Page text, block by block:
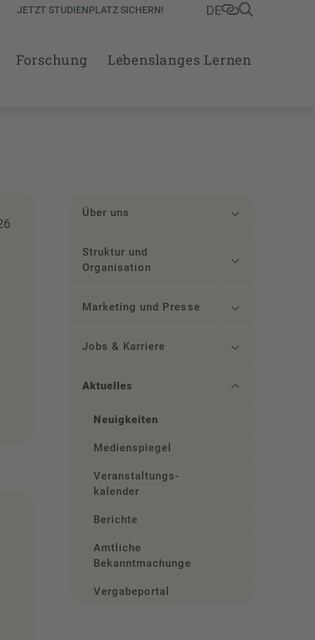
JETZT STUDIENPLATZ SICHERN! DE
Forschung Lebenslanges Lernen
Über uns
Struktur und
Organisation
Marketing und Presse
Jobs & Karriere
Aktuelles
Neuigkeiten
Medienspiegel
Veranstaltungs­
kalender
Berichte
Amtliche
Bekanntmachungen
Vergabeportal